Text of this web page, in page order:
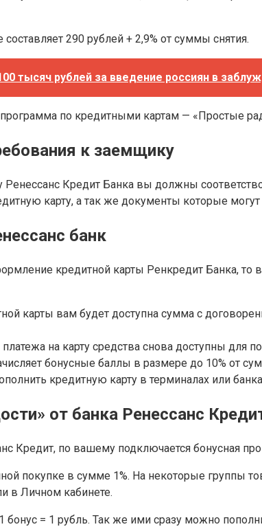
290 рублей + 2,9% от суммы снятия.
тысяч рублей за введение россиян в
по кредитными картам — «Простые
к заемщику
Ренессанс Кредит Банка вы должны
карту, а так же документы которые могут
банк
кредитной карты Ренкредит Банка, то
карты вам будет доступна сумма с
на карту средства снова доступны для
бонусные баллы в размере до 10% от
кредитную карту в терминалах или
от банка Ренессанс
Кредит, по вашему подключается бонусная
покупке в сумме 1%. На некоторые группы
в Личном кабинете.
= 1 рубль. Так же ими сразу можно